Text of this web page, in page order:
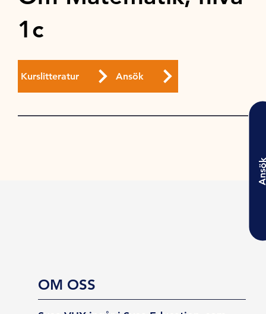
1c
Kurslitteratur Ansök
OM OSS